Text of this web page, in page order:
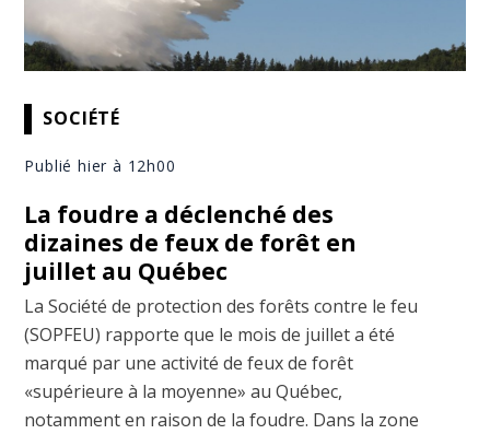
SOCIÉTÉ
Publié hier à 12h00
La foudre a déclenché des
dizaines de feux de forêt en
juillet au Québec
La Société de protection des forêts contre le feu
(SOPFEU) rapporte que le mois de juillet a été
marqué par une activité de feux de forêt
«supérieure à la moyenne» au Québec,
notamment en raison de la foudre. Dans la zone